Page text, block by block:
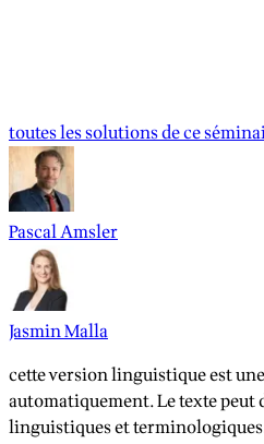
toutes les solutions de ce
Pascal Amsler
Jasmin Malla
cette version linguistique est
automatiquement. Le texte
linguistiques et